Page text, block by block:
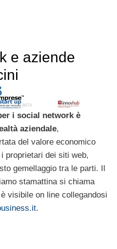
e aziende
i social network è
aziendale,
del valore economico
proprietari dei siti web,
gemellaggio tra le parti. Il
stamattina si chiama
è visibile on line collegandosi
.